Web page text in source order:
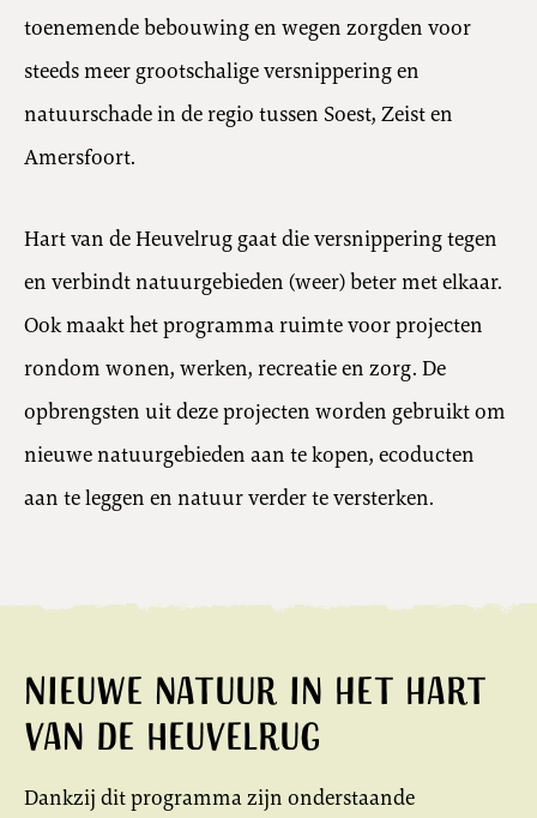
toenemende bebouwing en wegen zorgden voor
steeds meer grootschalige versnippering en
natuurschade in de regio tussen Soest, Zeist en
Amersfoort.
Hart van de Heuvelrug gaat die versnippering tegen
en verbindt natuurgebieden (weer) beter met elkaar.
Ook maakt het programma ruimte voor projecten
rondom wonen, werken, recreatie en zorg. De
opbrengsten uit deze projecten worden gebruikt om
nieuwe natuurgebieden aan te kopen, ecoducten
aan te leggen en natuur verder te versterken.
Nieuwe natuur in het hart
van de Heuvelrug
Dankzij dit programma zijn onderstaande